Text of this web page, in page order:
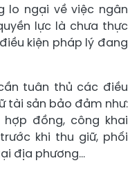
lo ngại về việc ngân
lực là chưa thực
kiện pháp lý đang
tuân thủ các điều
tài sản bảo đảm như:
đồng, công khai
khi thu giữ, phối
địa phương…